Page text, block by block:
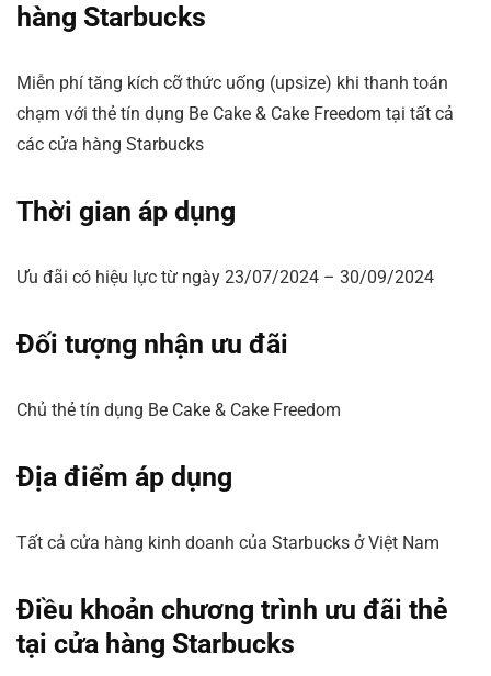
hàng Starbucks
Miễn phí tăng kích cỡ thức uống (upsize) khi thanh toán
chạm với thẻ tín dụng Be Cake & Cake Freedom tại tất cả
các cửa hàng Starbucks
Thời gian áp dụng
Ưu đãi có hiệu lực từ ngày 23/07/2024 – 30/09/2024
Đối tượng nhận ưu đãi
Chủ thẻ tín dụng Be Cake & Cake Freedom
Địa điểm áp dụng
Tất cả cửa hàng kinh doanh của Starbucks ở Việt Nam
Điều khoản chương trình ưu đãi thẻ
tại cửa hàng Starbucks